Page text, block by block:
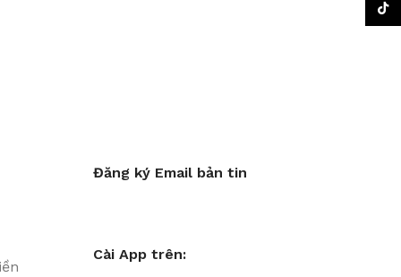
Đăng ký Email bản tin
Cài App trên: